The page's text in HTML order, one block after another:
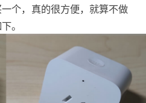
个，真的很方便，就算不做
。